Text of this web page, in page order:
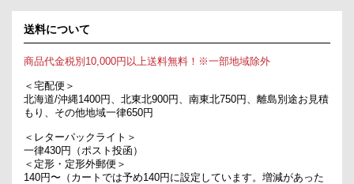
送料について
商品代金税別10,000円以上送料無料！※一部地域除外
＜宅配便＞
北海道/沖縄1400円、北東北900円、南東北750円、離島別途お見積
もり、その他地域一律650円
＜レターパックライト＞
一律430円（ポスト投函）
＜定形・定形外郵便＞
140円〜（カートでは予め140円に設定しています。増減があった